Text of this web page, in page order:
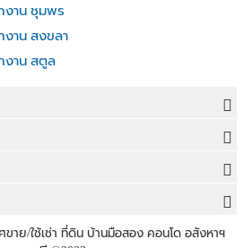
งาน ชุมพร
งาน สงขลา
งาน สตูล
ขาย/ใช้เช่า ที่ดิน บ้านมือสอง คอนโด อสังหาฯ